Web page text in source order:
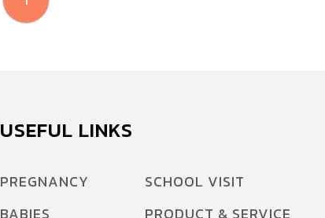
USEFUL LINKS
PREGNANCY
BABIES
SCHOOL VISIT
PRODUCT & SERVICE